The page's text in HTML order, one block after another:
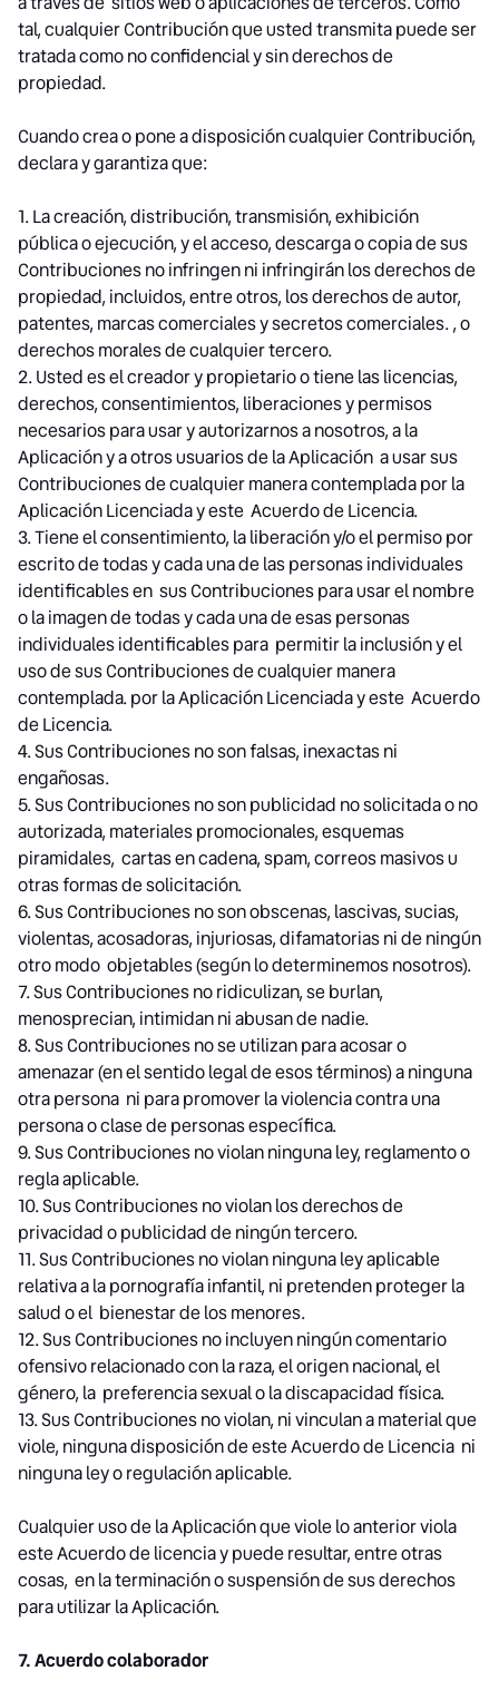
tal, cualquier Contribución que usted transmita puede ser
tratada como no confidencial y sin derechos de
propiedad.
Cuando crea o pone a disposición cualquier Contribución,
declara y garantiza que:
1. La creación, distribución, transmisión, exhibición
pública o ejecución, y el acceso, descarga o copia de sus
Contribuciones no infringen ni infringirán los derechos de
propiedad, incluidos, entre otros, los derechos de autor,
patentes, marcas comerciales y secretos comerciales. , o
derechos morales de cualquier tercero.
2. Usted es el creador y propietario o tiene las licencias,
derechos, consentimientos, liberaciones y permisos
necesarios para usar y autorizarnos a nosotros, a la
Aplicación y a otros usuarios de la Aplicación a usar sus
Contribuciones de cualquier manera contemplada por la
Aplicación Licenciada y este Acuerdo de Licencia.
3. Tiene el consentimiento, la liberación y/o el permiso por
escrito de todas y cada una de las personas individuales
identificables en sus Contribuciones para usar el nombre
o la imagen de todas y cada una de esas personas
individuales identificables para permitir la inclusión y el
uso de sus Contribuciones de cualquier manera
contemplada. por la Aplicación Licenciada y este Acuerdo
de Licencia.
4. Sus Contribuciones no son falsas, inexactas ni
engañosas.
5. Sus Contribuciones no son publicidad no solicitada o no
autorizada, materiales promocionales, esquemas
piramidales, cartas en cadena, spam, correos masivos u
otras formas de solicitación.
6. Sus Contribuciones no son obscenas, lascivas, sucias,
violentas, acosadoras, injuriosas, difamatorias ni de ningún
otro modo objetables (según lo determinemos nosotros).
7. Sus Contribuciones no ridiculizan, se burlan,
menosprecian, intimidan ni abusan de nadie.
8. Sus Contribuciones no se utilizan para acosar o
amenazar (en el sentido legal de esos términos) a ninguna
otra persona ni para promover la violencia contra una
persona o clase de personas específica.
9. Sus Contribuciones no violan ninguna ley, reglamento o
regla aplicable.
10. Sus Contribuciones no violan los derechos de
privacidad o publicidad de ningún tercero.
11. Sus Contribuciones no violan ninguna ley aplicable
relativa a la pornografía infantil, ni pretenden proteger la
salud o el bienestar de los menores.
12. Sus Contribuciones no incluyen ningún comentario
ofensivo relacionado con la raza, el origen nacional, el
género, la preferencia sexual o la discapacidad física.
13. Sus Contribuciones no violan, ni vinculan a material que
viole, ninguna disposición de este Acuerdo de Licencia ni
ninguna ley o regulación aplicable.
Cualquier uso de la Aplicación que viole lo anterior viola
este Acuerdo de licencia y puede resultar, entre otras
cosas, en la terminación o suspensión de sus derechos
para utilizar la Aplicación.
7. Acuerdo colaborador